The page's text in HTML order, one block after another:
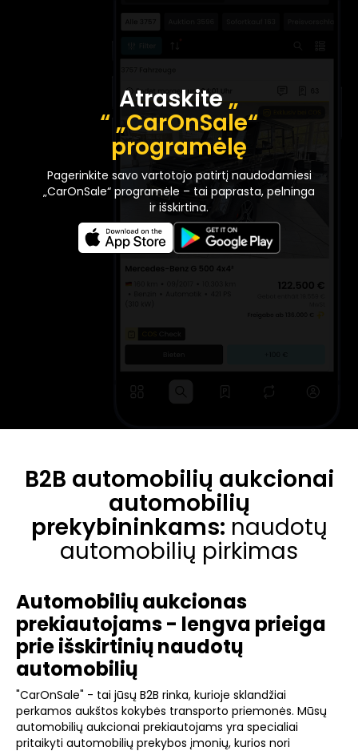
Atraskite „
“ „CarOnSale“
programėlę
Pagerinkite savo vartotojo patirtį naudodamiesi
„CarOnSale“ programėle – tai paprasta, pelninga
ir išskirtina.
B2B automobilių aukcionai
automobilių
prekybininkams: naudotų
automobilių pirkimas
Automobilių aukcionas
prekiautojams - lengva prieiga
prie išskirtinių naudotų
automobilių
"CarOnSale" - tai jūsų B2B rinka, kurioje sklandžiai
perkamos aukštos kokybės transporto priemonės. Mūsų
automobilių aukcionai prekiautojams yra specialiai
pritaikyti automobilių prekybos įmonių, kurios nori